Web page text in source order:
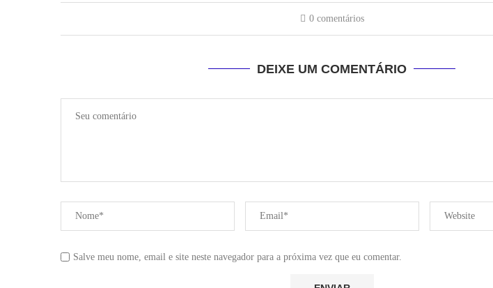
0 comentários
DEIXE UM COMENTÁRIO
Salve meu nome, email e site neste navegador para a próxima vez que eu comentar.